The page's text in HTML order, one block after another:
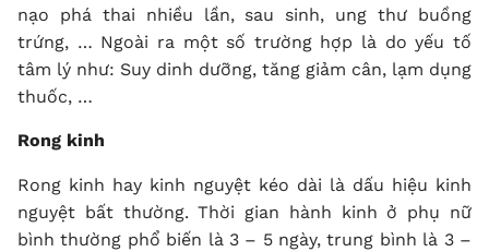
nạo phá thai nhiều lần, sau sinh, ung thư buồng
trứng, … Ngoài ra một số trường hợp là do yếu tố
tâm lý như: Suy dinh dưỡng, tăng giảm cân, lạm dụng
thuốc, …
Rong kinh
Rong kinh hay kinh nguyệt kéo dài là dấu hiệu kinh
nguyệt bất thường. Thời gian hành kinh ở phụ nữ
bình thường phổ biến là 3 – 5 ngày, trung bình là 3 –